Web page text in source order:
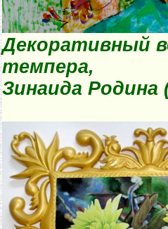
Декоративный
темпера,
Зинаида Родина